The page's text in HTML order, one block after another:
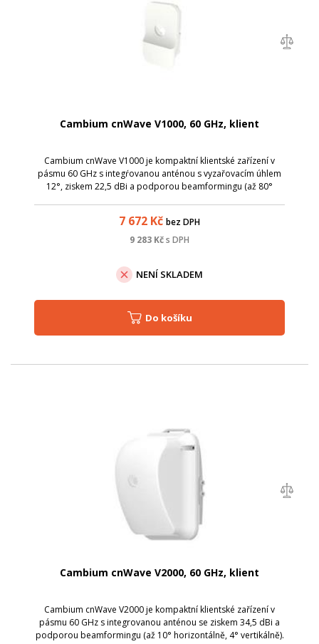
Cambium cnWave V1000, 60 GHz, klient
Cambium cnWave V1000 je kompaktní klientské zařízení v
pásmu 60 GHz s integŕovanou anténou s vyzařovacím úhlem
12°, ziskem 22,5 dBi a podporou beamformingu (až 80°
7 672 Kč bez DPH
9 283 Kčs DPH
NENÍ SKLADEM
Do košíku
Cambium cnWave V2000, 60 GHz, klient
Cambium cnWave V2000 je kompaktní klientské zařízení v
pásmu 60 GHz s integrovanou anténou se ziskem 34,5 dBi a
podporou beamformingu (až 10° horizontálně, 4° vertikálně).